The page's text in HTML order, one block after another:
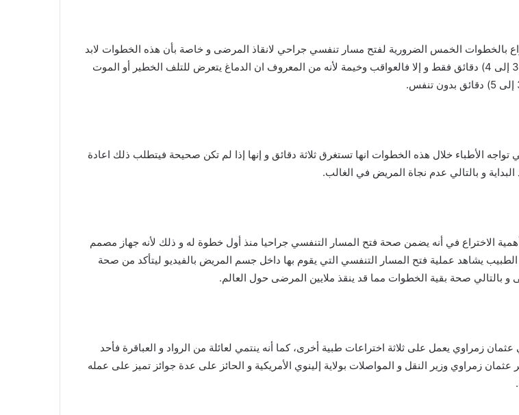
بالخطوات الخمس الضرورية لفتح مسار تنفسي جراحي لانقاذ المرضى و خاصة بأن هذه الخطوات لابد
أن تتم خلال (3 إلى 4) دقائق فقط و إلا فالعواقب وخيمة لأنه من المعروف ان الدماغ يتعرض للتلف الخطير أو الموت
تواجه الأطباء خلال هذه الخطوات انها تستغرق ثلاثة دقائق و إنها إذا لم تكن صحيحة فيتطلب ذلك اعادة
و بالتالي عدم نجاة المريض في الغالب.
الاختراع في أنه يضمن صحة فتح المسار التنفسي جراحيا منذ أول خطوة له و ذلك لأنه جهاز مصمم
الطبيب يشاهد عملية فتح المسار التنفسي التي يقوم بها داخل جسم المريض بالفيديو ليتأكد من صحة
و بالتالي صحة بقية الخطوات مما قد ينقذ ملايين المرضى حول العالم.
زمراوي يعمل على ثلاثة اختراعات طبية أخرى، كما أنه ينتمي لعائلة من الرواد و العباقرة فأحد
عثمان زمراوي وزير النقل و المواصلات بولاية إلينوي الأمريكية و الحائز على عدة جوائز تميز على عمله